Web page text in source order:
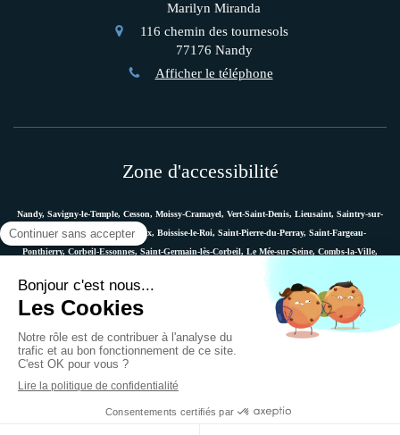
Marilyn Miranda
116 chemin des tournesols
77176 Nandy
Afficher le téléphone
Zone d'accessibilité
Nandy, Savigny-le-Temple, Cesson, Moissy-Cramayel, Vert-Saint-Denis, Lieusaint, Saintry-sur-
Seine, Le Coudray-Montceaux, Boissise-le-Roi, Saint-Pierre-du-Perray, Saint-Fargeau-
Ponthierry, Corbeil-Essonnes, Saint-Germain-lès-Corbeil, Le Mée-sur-Seine, Combs-la-Ville,
Boussy-Saint-Antoine, etc.
Plan du site
Ostéopathe Versailles